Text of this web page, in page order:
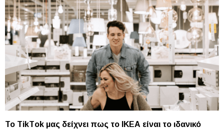
Το ΤikΤok μας δείχνει πως το ΙΚΕΑ είναι το ιδανικό